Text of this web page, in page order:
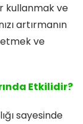
kullanmak ve
artırmanın
ve
Etkilidir?
sayesinde